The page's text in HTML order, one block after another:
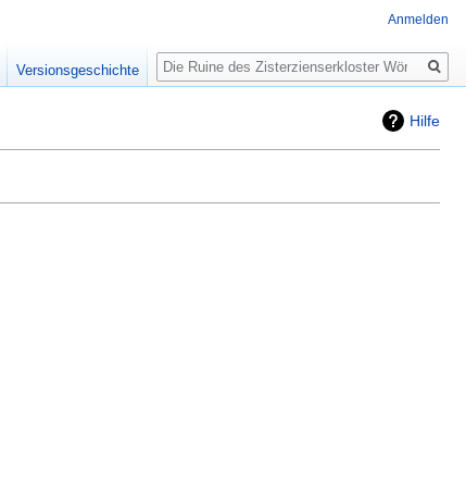
Hilfe
Anmelden
Versionsgeschichte
Suche